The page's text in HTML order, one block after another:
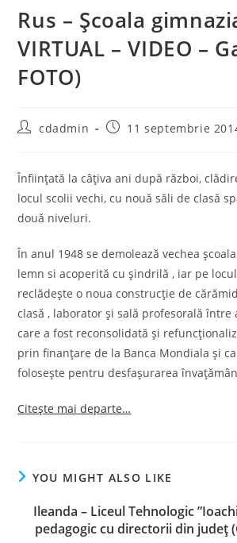
Rus – Şcoala
VIRTUAL – VIDEO –
FOTO)
Postcdadmin
Post11 septembrie
Înfiinţată la câţiva ani după război,
locul scolii vechi, cu nouă săli de clasă
două niveluri.
În anul 1948 se demolează vechea
lemn si acoperită cu şindrilă , iar pe
reclădeşte o noua construcţie de
clasă , laborator şi sală profesorală între
care a fost reconsolidată și
prin finanţare de la Banca Mondiala şi
foloseşte pentru desfașurarea
Citeşte mai departe…
YOU MIGHT ALSO LIKE
Ileanda – Liceul Tehnologic
pedagogic cu directorii din judeţ